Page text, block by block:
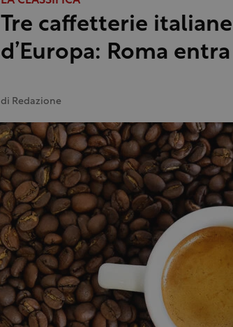
Tre caffetterie
d’Europa: Roma
di Redazione